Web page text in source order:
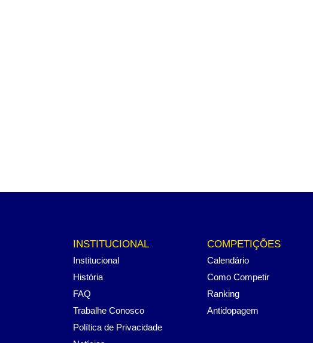
INSTITUCIONAL
Institucional
História
FAQ
Trabalhe Conosco
Política de Privacidade
COMPETIÇÕES
Calendário
Como Competir
Ranking
Antidopagem